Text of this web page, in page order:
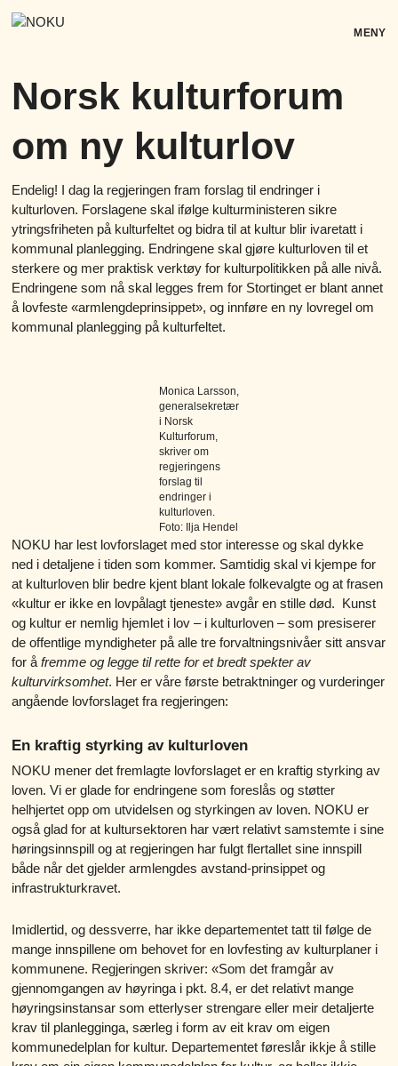
MENY
Norsk kulturforum
om ny kulturlov
Endelig! I dag la regjeringen fram forslag til endringer i
kulturloven. Forslagene skal ifølge kulturministeren sikre
ytringsfriheten på kulturfeltet og bidra til at kultur blir ivaretatt i
kommunal planlegging. Endringene skal gjøre kulturloven til et
sterkere og mer praktisk verktøy for kulturpolitikken på alle nivå.
Endringene som nå skal legges frem for Stortinget er blant annet
å lovfeste «armlengdeprinsippet», og innføre en ny lovregel om
kommunal planlegging på kulturfeltet.
Monica Larsson,
generalsekretær
i Norsk
Kulturforum,
skriver om
regjeringens
forslag til
endringer i
kulturloven.
Foto: Ilja Hendel
NOKU har lest lovforslaget med stor interesse og skal dykke
ned i detaljene i tiden som kommer. Samtidig skal vi kjempe for
at kulturloven blir bedre kjent blant lokale folkevalgte og at frasen
«kultur er ikke en lovpålagt tjeneste» avgår en stille død. Kunst
og kultur er nemlig hjemlet i lov – i kulturloven – som presiserer
de offentlige myndigheter på alle tre forvaltningsnivåer sitt ansvar
for åfremme og legge til rette for et bredt spekter av
kulturvirksomhet. Her er våre første betraktninger og vurderinger
angående lovforslaget fra regjeringen:
En kraftig styrking av kulturloven
NOKU mener det fremlagte lovforslaget er en kraftig styrking av
loven. Vi er glade for endringene som foreslås og støtter
helhjertet opp om utvidelsen og styrkingen av loven. NOKU er
også glad for at kultursektoren har vært relativt samstemte i sine
høringsinnspill og at regjeringen har fulgt flertallet sine innspill
både når det gjelder armlengdes avstand-prinsippet og
infrastrukturkravet.
Imidlertid, og dessverre, har ikke departementet tatt til følge de
mange innspillene om behovet for en lovfesting av kulturplaner i
kommunene. Regjeringen skriver: «Som det framgår av
gjennomgangen av høyringa i pkt. 8.4, er det relativt mange
høyringsinstansar som etterlyser strengare eller meir detaljerte
krav til planlegginga, særleg i form av eit krav om eigen
kommunedelplan for kultur. Departementet føreslår ikkje å stille